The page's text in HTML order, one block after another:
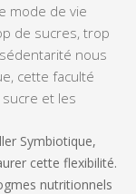
mode de vie
de sucres, trop
nous
, cette faculté
et les
Symbiotique,
cette flexibilité.
nutritionnels